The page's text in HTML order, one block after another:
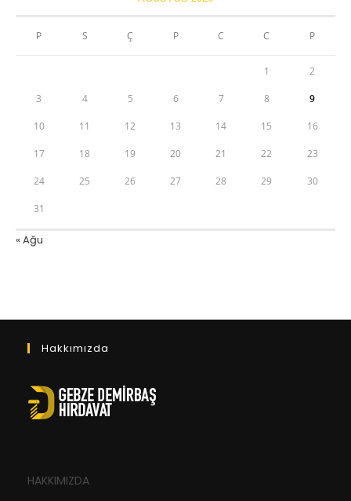
P S Ç P C C P
1 2
3 4 5 6 7 8 9
10 11 12 13 14 15 16
17 18 19 20 21 22 23
24 25 26 27 28 29 30
31
« Ağu
Hakkımızda
HAKKIMIZDA